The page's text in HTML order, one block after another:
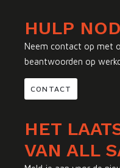
HULP
Neem contact op met
beantwoorden op
CONTACT
HET
VAN ALL